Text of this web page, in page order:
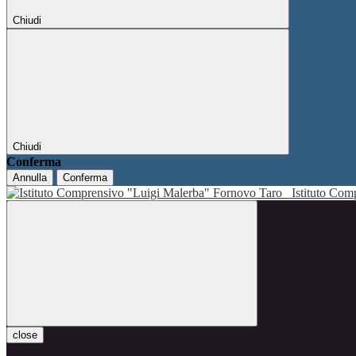
Chiudi
Chiudi
Conferma
Annulla Conferma
Istituto
close